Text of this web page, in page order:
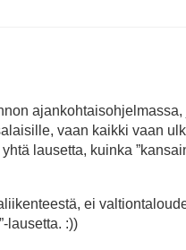
vaan kaikki vaan
lausetta, kuinka
ei
lausetta. :))